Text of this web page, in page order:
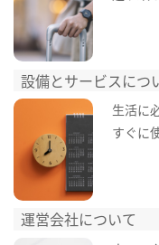
設備とサービスにつ
生活に
すぐに
運営会社について